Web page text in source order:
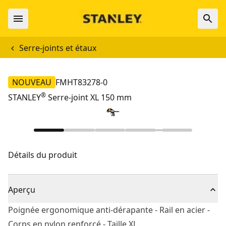
Serre-joints et étaux
NOUVEAU FMHT83278-0
STANLEY® Serre-joint XL 150 mm
Détails du produit
Aperçu
Poignée ergonomique anti-dérapante - Rail en acier -